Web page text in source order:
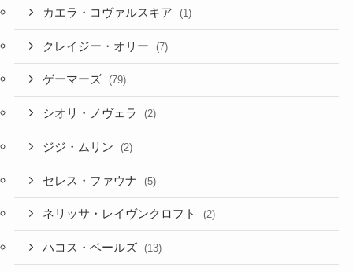
カエラ・コヴァルスキア (1)
クレイジー・オリー (7)
ゲーマーズ (79)
シオリ・ノヴェラ (2)
ジジ・ムリン (2)
セレス・ファウナ (5)
ネリッサ・レイヴンクロフト (2)
ハコス・ベールズ (13)